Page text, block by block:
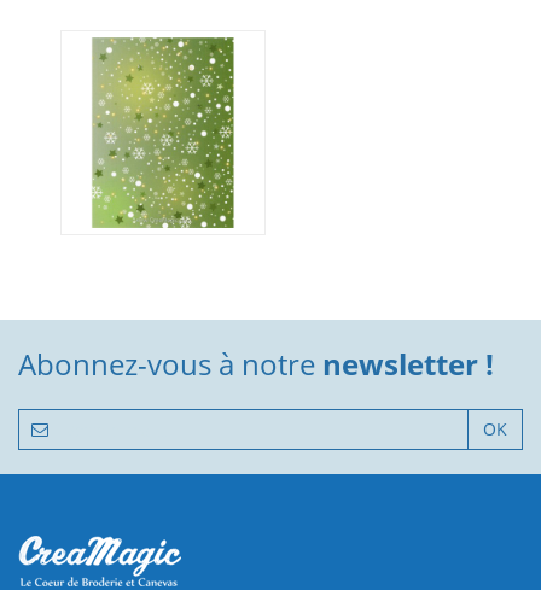
Abonnez-vous à notre newsletter !
OK